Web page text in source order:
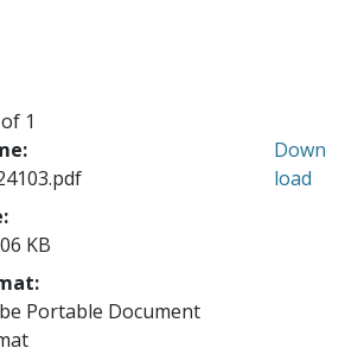
1
KB
Portable Document
Down
load